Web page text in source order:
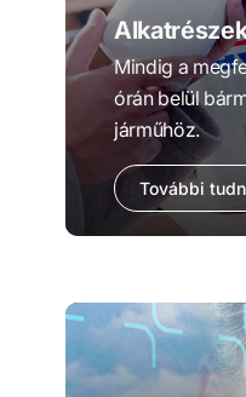
Mindig a
órán belül
járműhöz.
További